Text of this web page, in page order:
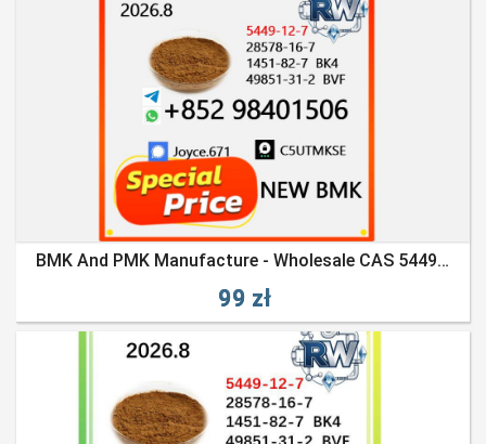
BMK And PMK Manufacture - Wholesale CAS 5449-12-7 / 28578-16-7
99 zł